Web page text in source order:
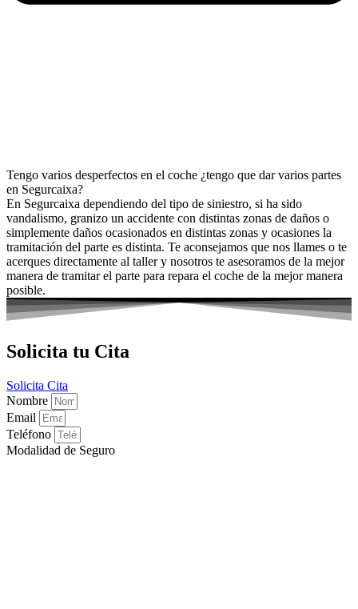
Tengo varios desperfectos en el coche ¿tengo que dar varios partes
en Segurcaixa?
En Segurcaixa dependiendo del tipo de siniestro, si ha sido
vandalismo, granizo un accidente con distintas zonas de daños o
simplemente daños ocasionados en distintas zonas y ocasiones la
tramitación del parte es distinta. Te aconsejamos que nos llames o te
acerques directamente al taller y nosotros te asesoramos de la mejor
manera de tramitar el parte para repara el coche de la mejor manera
posible.
Solicita tu Cita
Solicita Cita
Nombre
Email
Teléfono
Modalidad de Seguro